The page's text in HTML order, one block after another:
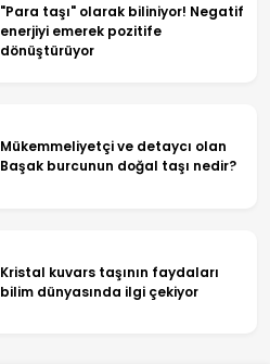
"Para taşı" olarak biliniyor! Negatif
enerjiyi emerek pozitife
dönüştürüyor
Mükemmeliyetçi ve detaycı olan
Başak burcunun doğal taşı nedir?
Kristal kuvars taşının faydaları
bilim dünyasında ilgi çekiyor